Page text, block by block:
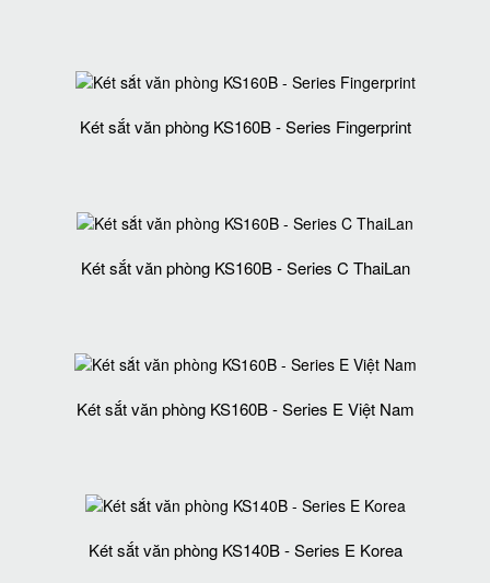
Két sắt văn phòng KS160B - Series Fingerprint
Két sắt văn phòng KS160B - Series C ThaiLan
Két sắt văn phòng KS160B - Series E Việt Nam
Két sắt văn phòng KS140B - Series E Korea